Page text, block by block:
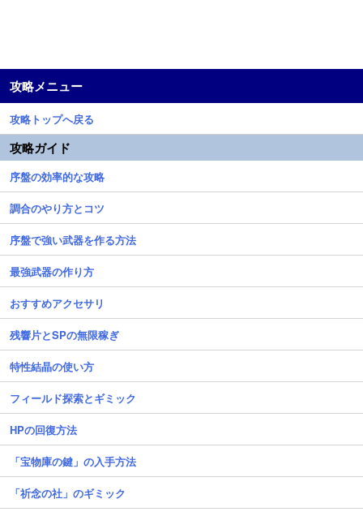
攻略メニュー
攻略トップへ戻る
攻略ガイド
序盤の効率的な攻略
調合のやり方とコツ
序盤で強い武器を作る方法
最強武器の作り方
おすすめアクセサリ
残響片とSPの無限稼ぎ
特性結晶の使い方
フィールド探索とギミック
HPの回復方法
「宝物庫の鍵」の入手方法
「祈念の社」のギミック